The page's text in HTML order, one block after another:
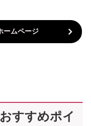
ームページ
すすめポイ